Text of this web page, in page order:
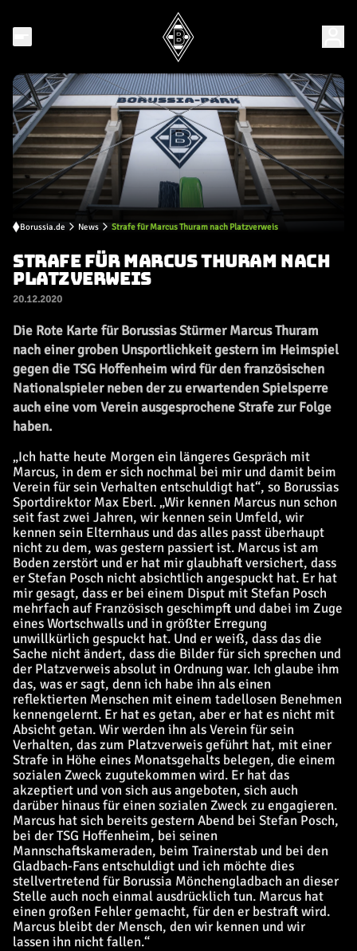
Borussia.de News Strafe für Marcus Thuram nach Platzverweis
STRAFE FÜR MARCUS THURAM NACH
PLATZVERWEIS
20.12.2020
Die Rote Karte für Borussias Stürmer Marcus Thuram
nach einer groben Unsportlichkeit gestern im Heimspiel
gegen die TSG Hoffenheim wird für den französischen
Nationalspieler neben der zu erwartenden Spielsperre
auch eine vom Verein ausgesprochene Strafe zur Folge
haben.
„Ich hatte heute Morgen ein längeres Gespräch mit
Marcus, in dem er sich nochmal bei mir und damit beim
Verein für sein Verhalten entschuldigt hat“, so Borussias
Sportdirektor Max Eberl. „Wir kennen Marcus nun schon
seit fast zwei Jahren, wir kennen sein Umfeld, wir
kennen sein Elternhaus und das alles passt überhaupt
nicht zu dem, was gestern passiert ist. Marcus ist am
Boden zerstört und er hat mir glaubhaft versichert, dass
er Stefan Posch nicht absichtlich angespuckt hat. Er hat
mir gesagt, dass er bei einem Disput mit Stefan Posch
mehrfach auf Französisch geschimpft und dabei im Zuge
eines Wortschwalls und in größter Erregung
unwillkürlich gespuckt hat. Und er weiß, dass das die
Sache nicht ändert, dass die Bilder für sich sprechen und
der Platzverweis absolut in Ordnung war. Ich glaube ihm
das, was er sagt, denn ich habe ihn als einen
reflektierten Menschen mit einem tadellosen Benehmen
kennengelernt. Er hat es getan, aber er hat es nicht mit
Absicht getan. Wir werden ihn als Verein für sein
Verhalten, das zum Platzverweis geführt hat, mit einer
Strafe in Höhe eines Monatsgehalts belegen, die einem
sozialen Zweck zugutekommen wird. Er hat das
akzeptiert und von sich aus angeboten, sich auch
darüber hinaus für einen sozialen Zweck zu engagieren.
Marcus hat sich bereits gestern Abend bei Stefan Posch,
bei der TSG Hoffenheim, bei seinen
Mannschaftskameraden, beim Trainerstab und bei den
Gladbach-Fans entschuldigt und ich möchte dies
stellvertretend für Borussia Mönchengladbach an dieser
Stelle auch noch einmal ausdrücklich tun. Marcus hat
einen großen Fehler gemacht, für den er bestraft wird.
Marcus bleibt der Mensch, den wir kennen und wir
lassen ihn nicht fallen.“